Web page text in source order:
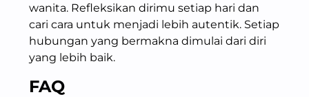
wanita. Refleksikan dirimu setiap hari dan
cari cara untuk menjadi lebih autentik. Setiap
hubungan yang bermakna dimulai dari diri
yang lebih baik.
FAQ